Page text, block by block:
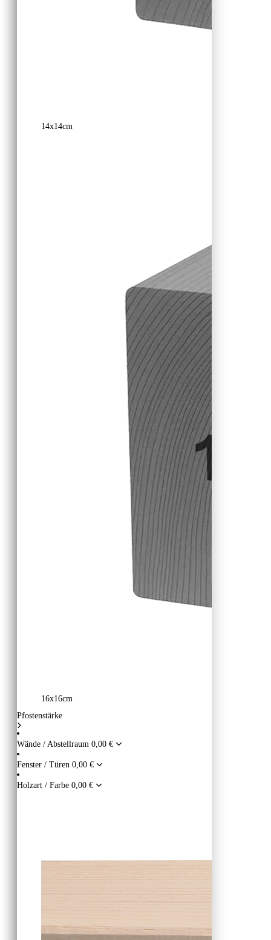
14x14cm
16x16cm
Pfostenstärke
Wände / Abstellraum 0,00 €
Fenster / Türen 0,00 €
Holzart / Farbe 0,00 €